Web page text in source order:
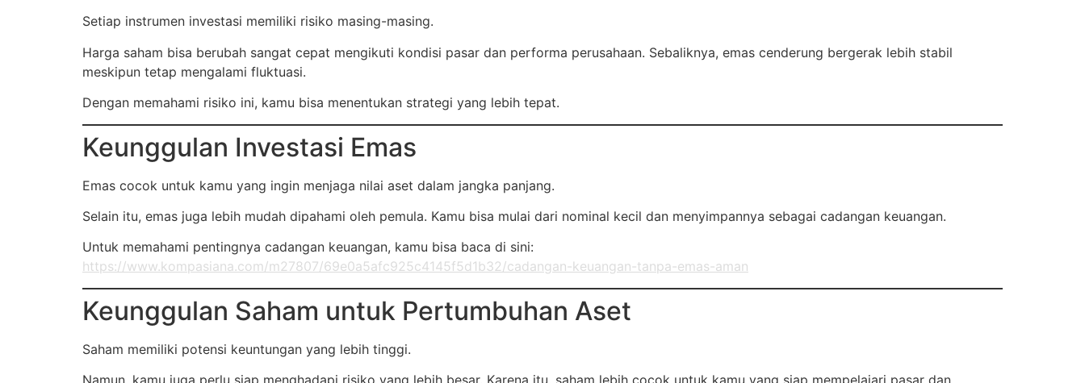
Setiap instrumen investasi memiliki risiko masing-masing.
Harga saham bisa berubah sangat cepat mengikuti kondisi pasar dan performa perusahaan. Sebaliknya, emas cenderung bergerak lebih stabil
meskipun tetap mengalami fluktuasi.
Dengan memahami risiko ini, kamu bisa menentukan strategi yang lebih tepat.
Keunggulan Investasi Emas
Emas cocok untuk kamu yang ingin menjaga nilai aset dalam jangka panjang.
Selain itu, emas juga lebih mudah dipahami oleh pemula. Kamu bisa mulai dari nominal kecil dan menyimpannya sebagai cadangan keuangan.
Untuk memahami pentingnya cadangan keuangan, kamu bisa baca di sini:
https://www.kompasiana.com/m27807/69e0a5afc925c4145f5d1b32/cadangan-keuangan-tanpa-emas-aman
Keunggulan Saham untuk Pertumbuhan Aset
Saham memiliki potensi keuntungan yang lebih tinggi.